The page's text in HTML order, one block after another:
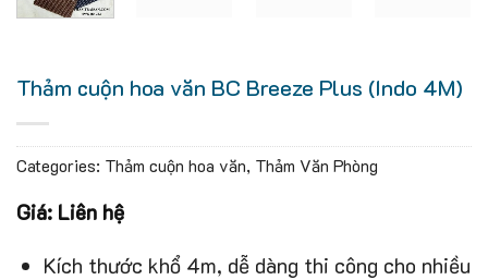
Thảm cuộn hoa văn BC Breeze Plus (Indo 4M)
Categories: Thảm cuộn hoa văn, Thảm Văn Phòng
Giá: Liên hệ
Kích thước khổ 4m, dễ dàng thi công cho nhiều